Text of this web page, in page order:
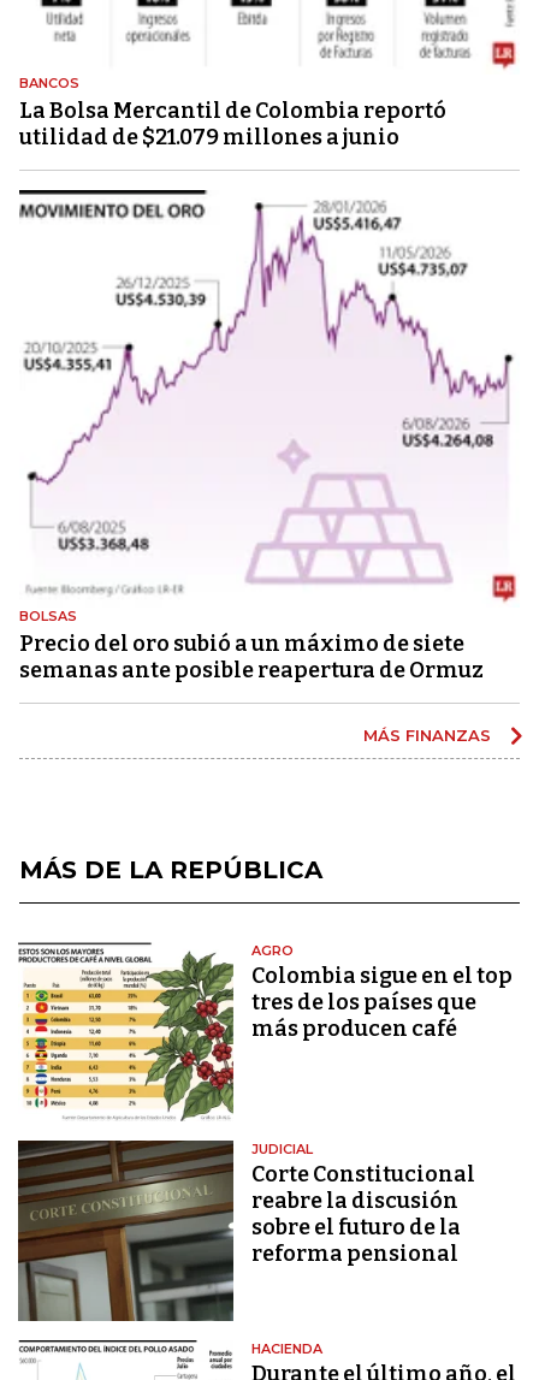
BANCOS
La Bolsa Mercantil de Colombia reportó
utilidad de $21.079 millones a junio
BOLSAS
Precio del oro subió a un máximo de siete
semanas ante posible reapertura de Ormuz
MÁS FINANZAS
MÁS DE LA REPÚBLICA
AGRO
Colombia sigue en el top
tres de los países que
más producen café
JUDICIAL
Corte Constitucional
reabre la discusión
sobre el futuro de la
reforma pensional
HACIENDA
Durante el último año, el